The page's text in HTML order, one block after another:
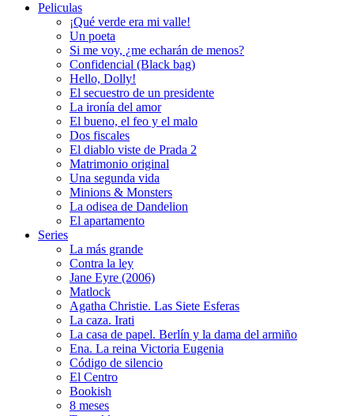
Peliculas
¡Qué verde era mi valle!
Un poeta
Si me voy, ¿me echarán de menos?
Confidencial (Black bag)
Hello, Dolly!
El secuestro de un presidente
La ironía del amor
El bueno, el feo y el malo
Dos fiscales
El diablo viste de Prada 2
Matrimonio original
Una segunda vida
Minions & Monsters
La odisea de Dandelion
El apartamento
Series
La más grande
Contra la ley
Jane Eyre (2006)
Matlock
Agatha Christie. Las Siete Esferas
La caza. Irati
La casa de papel. Berlín y la dama del armiño
Ena. La reina Victoria Eugenia
Código de silencio
El Centro
Bookish
8 meses